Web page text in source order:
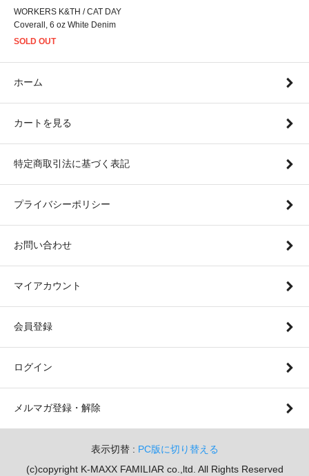
WORKERS K&TH / CAT DAY
Coverall, 6 oz White Denim
SOLD OUT
ホーム
カートを見る
特定商取引法に基づく表記
プライバシーポリシー
お問い合わせ
マイアカウント
会員登録
ログイン
メルマガ登録・解除
表示切替 : PC版に切り替える
(c)copyright K-MAXX FAMILIAR co.,ltd. All Rights Reserved